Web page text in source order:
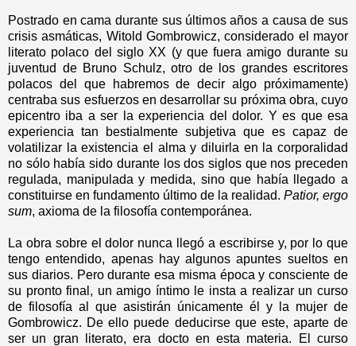
Postrado en cama durante sus últimos años a causa de sus
crisis asmáticas, Witold Gombrowicz, considerado el mayor
literato polaco del siglo XX (y que fuera amigo durante su
juventud de Bruno Schulz, otro de los grandes escritores
polacos del que habremos de decir algo próximamente)
centraba sus esfuerzos en desarrollar su próxima obra, cuyo
epicentro iba a ser la experiencia del dolor. Y es que esa
experiencia tan bestialmente subjetiva que es capaz de
volatilizar la existencia el alma y diluirla en la corporalidad
no sólo había sido durante los dos siglos que nos preceden
regulada, manipulada y medida, sino que había llegado a
constituirse en fundamento último de la realidad. Patior, ergo
sum, axioma de la filosofía contemporánea.
La obra sobre el dolor nunca llegó a escribirse y, por lo que
tengo entendido, apenas hay algunos apuntes sueltos en
sus diarios. Pero durante esa misma época y consciente de
su pronto final, un amigo íntimo le insta a realizar un curso
de filosofía al que asistirán únicamente él y la mujer de
Gombrowicz. De ello puede deducirse que este, aparte de
ser un gran literato, era docto en esta materia. El curso